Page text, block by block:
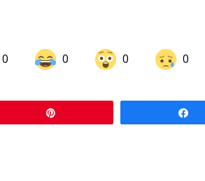
0 0 0 0
Share on LinkedIn